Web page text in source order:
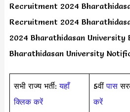
Recruitment 2024
Recruitment 2024
2024 Bharathidasan University
Bharathidasan University
सभी राज्य भर्ती:यहाँ
क्लिक करें
5वींपास
करें